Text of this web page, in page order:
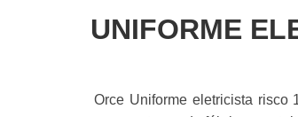
UNIFORME
Orce Uniforme eletricista risco